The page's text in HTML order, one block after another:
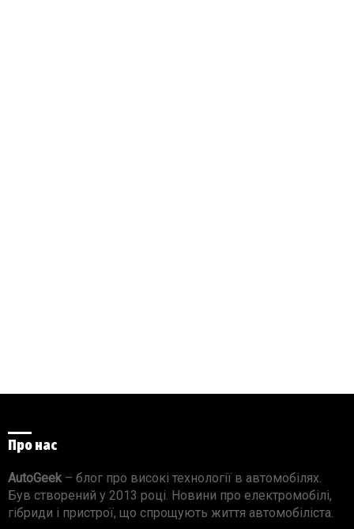
Про нас
AutoGeek– блог про високі технології в автомобілях.
Був створений у 2013 році. Новини про електромобілі,
гібриди і пристрої, що спрощують життя автомобіліста.